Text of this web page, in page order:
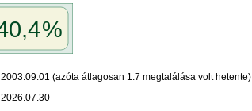
2003.09.01 (azóta átlagosan 1.7 megtalálása volt hetente)
2026.07.30